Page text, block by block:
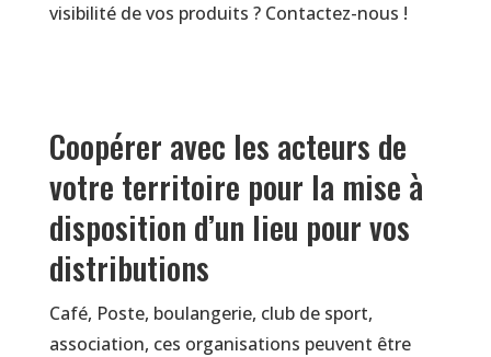
visibilité de vos produits ? Contactez-nous !
Coopérer avec les acteurs de
votre territoire pour la mise à
disposition d’un lieu pour vos
distributions
Café, Poste, boulangerie, club de sport,
association, ces organisations peuvent être